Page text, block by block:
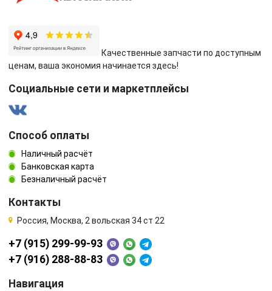
Качественные запчасти по доступным
ценам, ваша экономия начинается здесь!
Социальные сети и маркетплейсы
Способ оплаты
Наличный расчёт
Банковская карта
Безналичный расчёт
Контакты
Россия, Москва, 2 вольская 34 ст 22
+7 (915) 299-99-93
+7 (916) 288-88-83
Навигация